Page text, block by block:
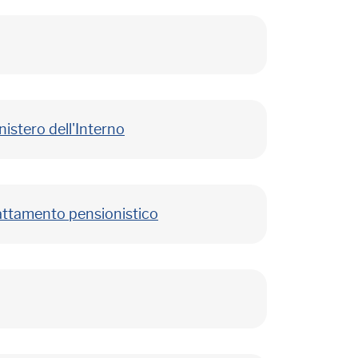
dell'Interno
pensionistico